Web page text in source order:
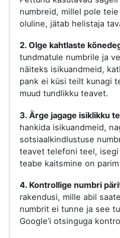
numbreid, millel pole
oluline, jätab helistaja
2. Olge kahtlaste
tundmatule numbrile ja
näiteks isikuandmeid,
pank ei küsi teilt kunagi
muud tundlikku teavet.
3. Ärge jagage isiklikku
hankida isikuandmeid,
sotsiaalkindlustuse
teavet telefoni teel, isegi
teabe kaitsmine on
4. Kontrollige numbri
rakendusi, mille abil
numbrit ei tunne ja see
Google’i otsinguga